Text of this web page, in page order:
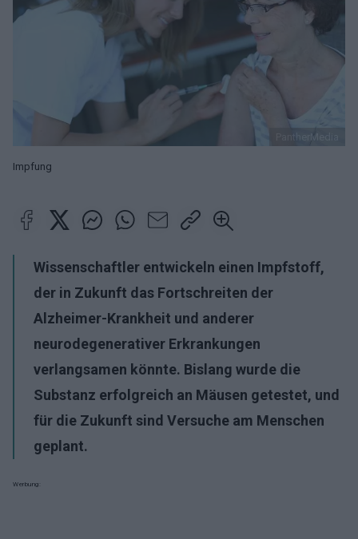
PantherMedia
Impfung
Wissenschaftler entwickeln einen Impfstoff,
der in Zukunft das Fortschreiten der
Alzheimer-Krankheit und anderer
neurodegenerativer Erkrankungen
verlangsamen könnte. Bislang wurde die
Substanz erfolgreich an Mäusen getestet, und
für die Zukunft sind Versuche am Menschen
geplant.
Werbung: